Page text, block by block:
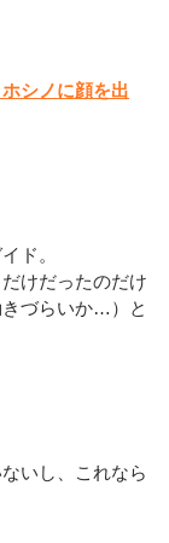
シノに顔を出
ド。
けだったのだけ
づらいか…）と
いし、これなら